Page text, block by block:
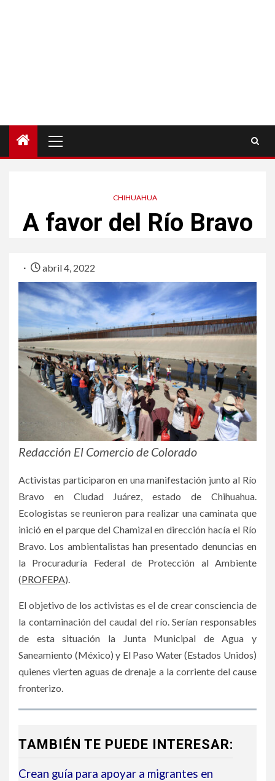
principal
CHIHUAHUA
A favor del Río Bravo
abril 4, 2022
Redacción El Comercio de Colorado
Activistas participaron en una manifestación junto al Río
Bravo en Ciudad Juárez, estado de Chihuahua.
Ecologistas se reunieron para realizar una caminata que
inició en el parque del Chamizal en dirección hacía el Río
Bravo. Los ambientalistas han presentado denuncias en
la Procuraduría Federal de Protección al Ambiente
(PROFEPA).
El objetivo de los activistas es el de crear consciencia de
la contaminación del caudal del río. Serían responsables
de esta situación la Junta Municipal de Agua y
Saneamiento (México) y El Paso Water (Estados Unidos)
quienes vierten aguas de drenaje a la corriente del cause
fronterizo.
TAMBIÉN TE PUEDE INTERESAR:
Crean guía para apoyar a migrantes en